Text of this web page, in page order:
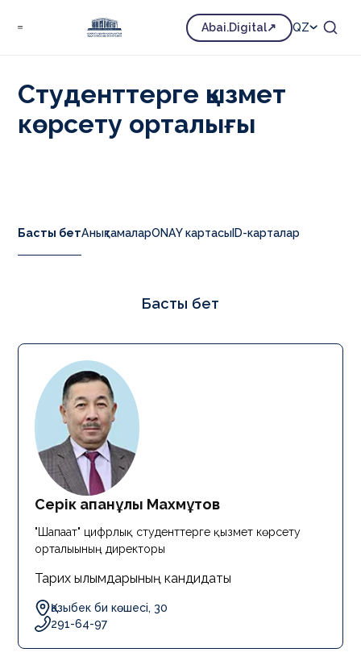
Abai.Digital QZ
Білім алушыларға
Студенттерге қызмет көрсету орталығы
Студенттерге қызмет
көрсету орталығы
Басты бетАнықтамаларONAY картасы ID-карталар
Басты бет
Серік Қапанұлы Махмұтов
"Шапағат" цифрлық студенттерге қызмет көрсету
орталығының директоры
Тарих ғылымдарының кандидаты
Қазыбек би көшесі, 30
291-64-97